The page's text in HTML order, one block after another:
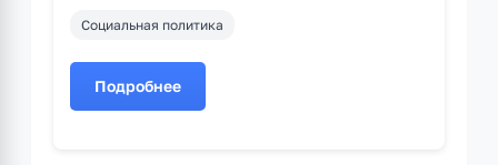
Социальная политика
Подробнее
о